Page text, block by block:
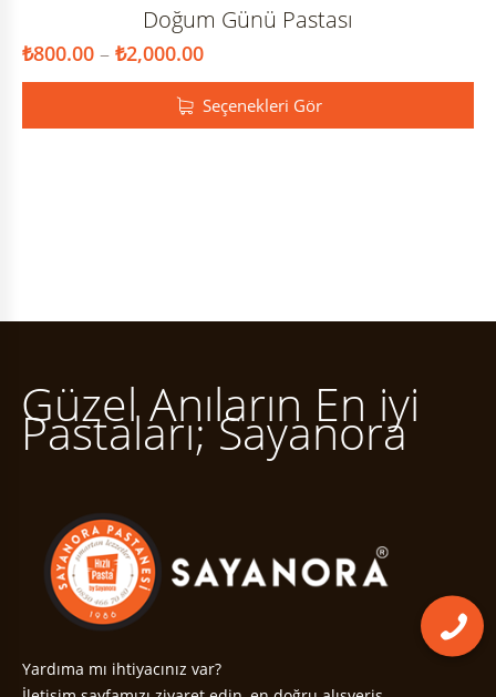
Doğum Günü Pastası
₺800.00 – ₺2,000.00
Seçenekleri Gör
Güzel Anıların En iyi
Pastaları; Sayanora
Yardıma mı ihtiyacınız var?